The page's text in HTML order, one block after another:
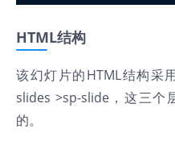
HTML结构
该幻灯片的HTML结构采
slides >sp-slide，这三个
的。